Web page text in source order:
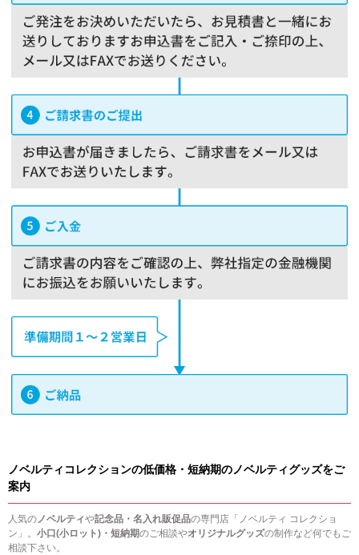
ノベルティコレクションの低価格・短納期のノベルティグッズをご
案内
人気のノベルティや記念品・名入れ販促品の専門店「ノベルティ コレクショ
ン」。 小口(小ロット)・短納期のご相談やオリジナルグッズの制作など何でもご
相談下さい。